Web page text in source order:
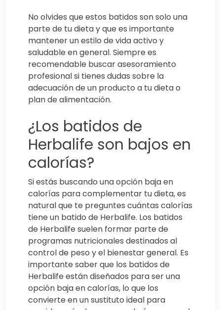
No olvides que estos batidos son solo una
parte de tu dieta y que es importante
mantener un estilo de vida activo y
saludable en general. Siempre es
recomendable buscar asesoramiento
profesional si tienes dudas sobre la
adecuación de un producto a tu dieta o
plan de alimentación.
¿Los batidos de
Herbalife son bajos en
calorías?
Si estás buscando una opción baja en
calorías para complementar tu dieta, es
natural que te preguntes cuántas calorías
tiene un batido de Herbalife. Los batidos
de Herbalife suelen formar parte de
programas nutricionales destinados al
control de peso y el bienestar general. Es
importante saber que los batidos de
Herbalife están diseñados para ser una
opción baja en calorías, lo que los
convierte en un sustituto ideal para